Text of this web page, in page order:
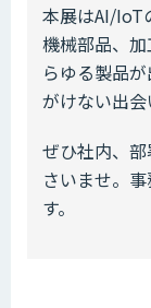
本展はAI/IoT
機械部品、
らゆる製品
がけない出会
ぜひ社内、
さいませ。
す。